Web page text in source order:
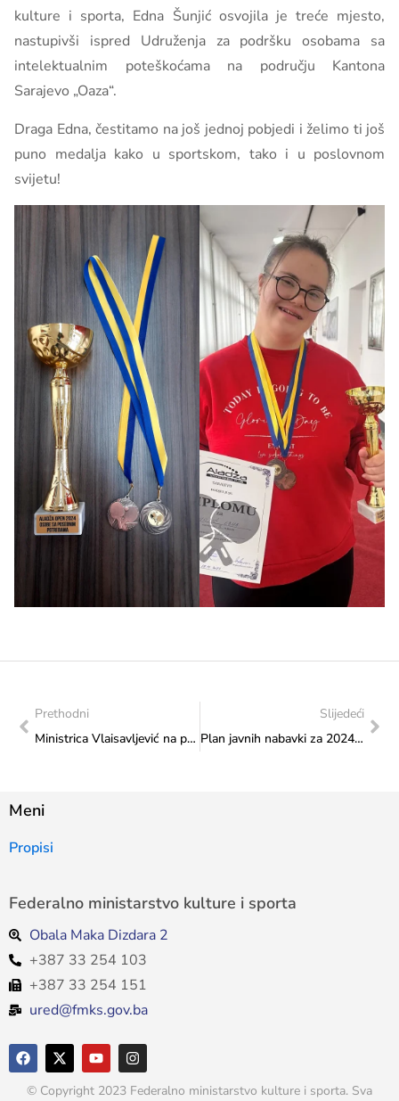
kulture i sporta, Edna Šunjić osvojila je treće mjesto,
nastupivši ispred Udruženja za podršku osobama sa
intelektualnim poteškoćama na području Kantona
Sarajevo „Oaza“.
Draga Edna, čestitamo na još jednoj pobjedi i želimo ti još
puno medalja kako u sportskom, tako i u poslovnom
svijetu!
Prethodni
Ministrica Vlaisavljević na promociji knjige „Putevi i stranputice“ akademika Josipa Muselimovića
Slijedeći
Plan javnih nabavki za 2024. godinu
Meni
Propisi
Federalno ministarstvo kulture i sporta
Obala Maka Dizdara 2
+387 33 254 103
+387 33 254 151
ured@fmks.gov.ba
© Copyright 2023 Federalno ministarstvo kulture i sporta. Sva